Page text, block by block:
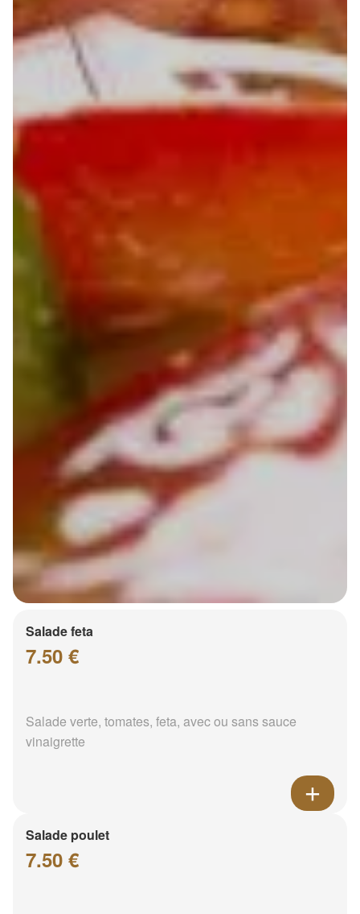
Salade feta
7.50 €
Salade verte, tomates, feta, avec ou sans sauce
vinaigrette
Salade poulet
7.50 €